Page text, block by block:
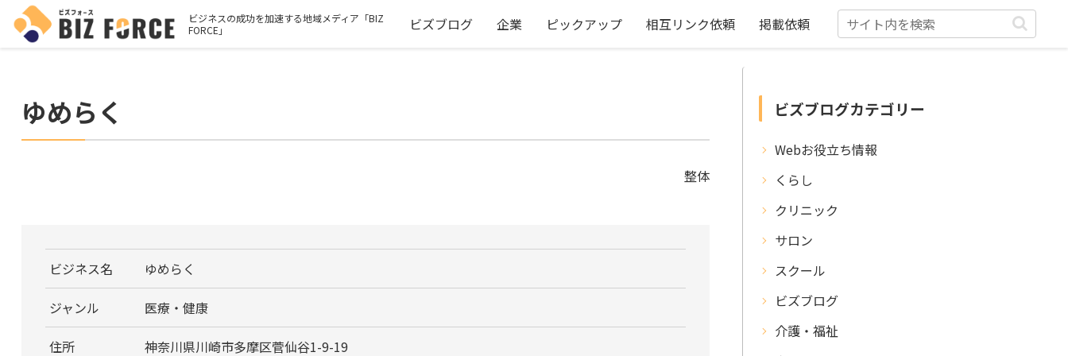
ビジネスの成功を加速する地域メディア「BIZ
FORCE」
ビズブログ 企業 ピックアップ 相互リンク依頼 掲載依頼
ゆめらく
整体
ビジネス名 ゆめらく
ジャンル 医療・健康
住所 神奈川県川崎市多摩区菅仙谷1-9-19
ビズブログカテゴリー
Webお役立ち情報
くらし
クリニック
サロン
スクール
ビズブログ
介護・福祉